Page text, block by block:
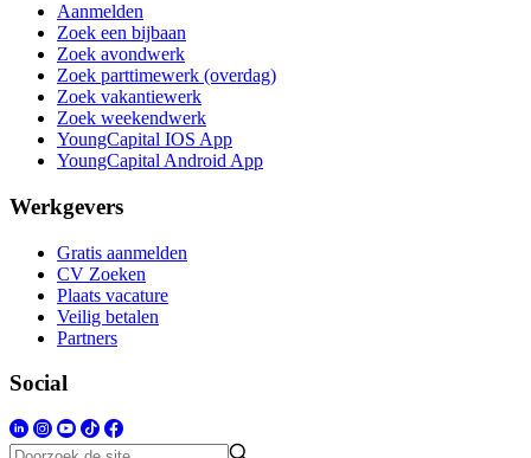
Aanmelden
Zoek een bijbaan
Zoek avondwerk
Zoek parttimewerk (overdag)
Zoek vakantiewerk
Zoek weekendwerk
YoungCapital IOS App
YoungCapital Android App
Werkgevers
Gratis aanmelden
CV Zoeken
Plaats vacature
Veilig betalen
Partners
Social